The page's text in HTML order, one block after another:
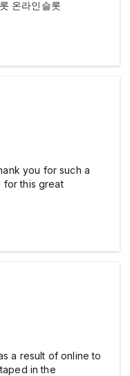
온라인슬롯
you for such a
for this great
a result of online to
in the